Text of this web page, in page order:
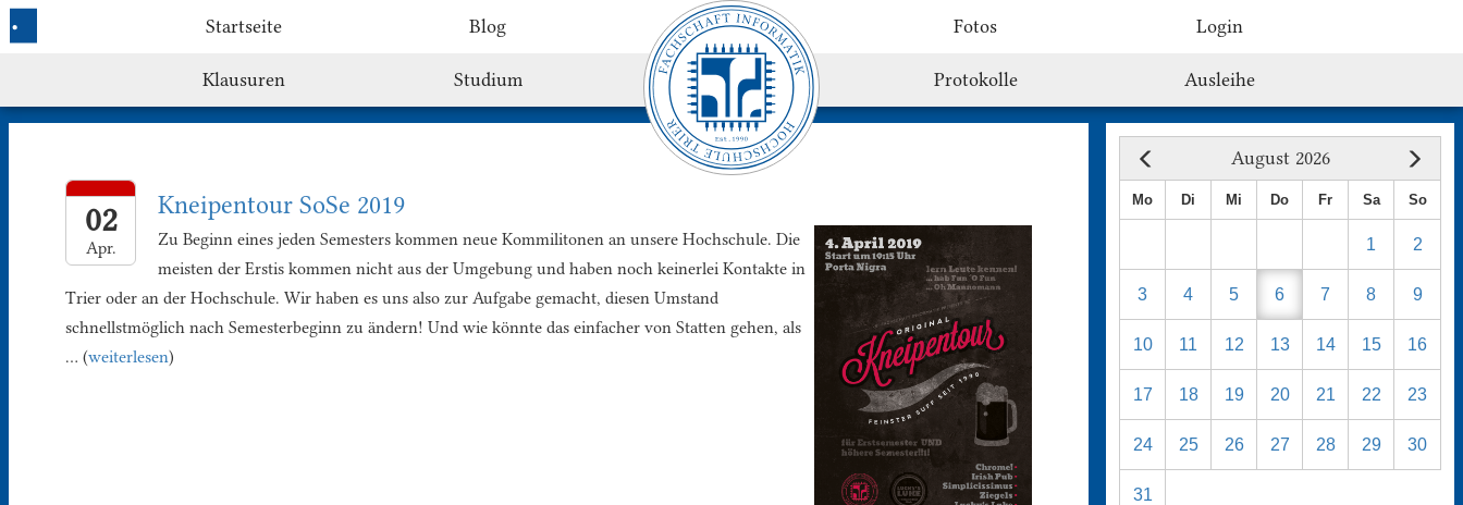
Startseite Blog Fotos Login
Klausuren Studium Protokolle Ausleihe
02
Apr.
Kneipentour SoSe 2019
Zu Beginn eines jeden Semesters kommen neue Kommilitonen an unsere Hochschule. Die
meisten der Erstis kommen nicht aus der Umgebung und haben noch keinerlei Kontakte in
Trier oder an der Hochschule. Wir haben es uns also zur Aufgabe gemacht, diesen Umstand
schnellstmöglich nach Semesterbeginn zu ändern! Und wie könnte das einfacher von Statten gehen, als
… (weiterlesen)
August 2026
Mo Di Mi Do Fr Sa So
1 2
3 4 5 6 7 8 9
10 11 12 13 14 15 16
17 18 19 20 21 22 23
24 25 26 27 28 29 30
31